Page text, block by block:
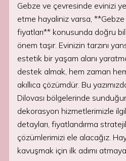
Gebze ve çevresinde evinizi
etme hayaliniz varsa,
fiyatları** konusunda doğru
önem taşır. Evinizin tarzını
estetik bir yaşam alanı
destek almak, hem zaman
akıllıca çözümdür. Bu
Dilovası bölgelerinde
dekorasyon hizmetlerimizle
detayları, fiyatlandırma
çözümlerimizi ele alacağız.
kavuşmak için ilk adımı atmaya